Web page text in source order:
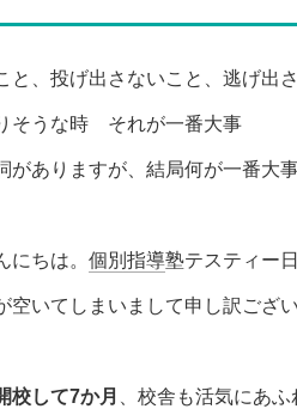
と、投げ出さないこと、逃げ出
そうな時 それが一番大事
がありますが、結局何が一番大
にちは。 個別指導塾テスティー
空いてしまいまして申し訳ござい
校して7か月 、校舎も活気にあふ